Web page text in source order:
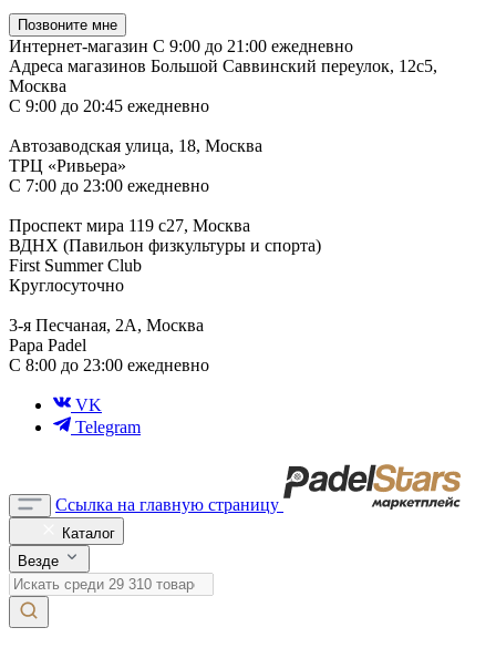
Позвоните мне
Интернет-магазин С 9:00 до 21:00 ежедневно
Адреса магазинов Большой Саввинский переулок, 12с5,
Москва
С 9:00 до 20:45 ежедневно
Автозаводская улица, 18, Москва
ТРЦ «Ривьера»
С 7:00 до 23:00 ежедневно
Проспект мира 119 с27, Москва
ВДНХ (Павильон физкультуры и спорта)
First Summer Club
Круглосуточно
3-я Песчаная, 2А, Москва
Papa Padel
С 8:00 до 23:00 ежедневно
VK
Telegram
Ссылка на главную страницу
Каталог
Везде